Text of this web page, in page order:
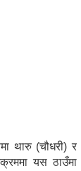
थारु (चौधरी) र
यस ठाउँमा